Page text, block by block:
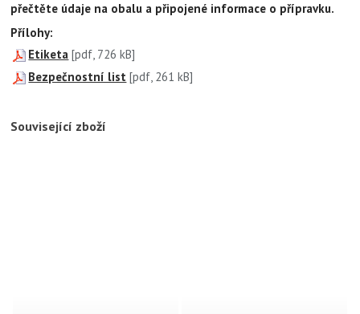
přečtěte údaje na obalu a připojené informace o přípravku.
Přílohy:
Etiketa [pdf, 726 kB]
Bezpečnostní list [pdf, 261 kB]
Související zboží